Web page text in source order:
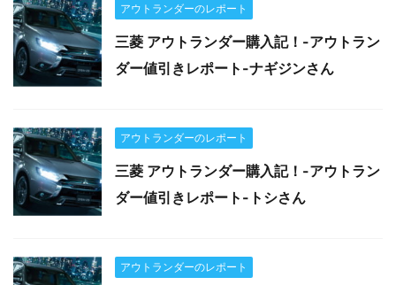
アウトランダーのレポート
三菱 アウトランダー購入記！-アウトラン
ダー値引きレポート-ナギジンさん
アウトランダーのレポート
三菱 アウトランダー購入記！-アウトラン
ダー値引きレポート-トシさん
アウトランダーのレポート